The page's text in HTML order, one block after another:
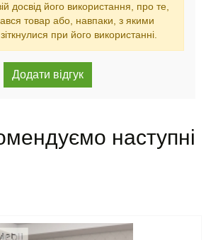
досвід його використання, про те,
товар або, навпаки, з якими
при його використанні.
наступні